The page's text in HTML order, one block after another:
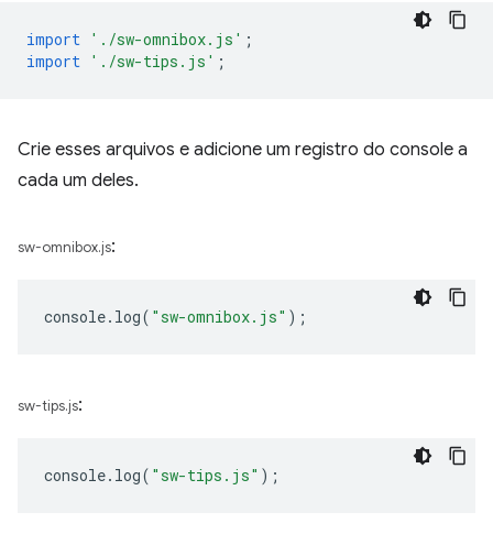
import './sw-omnibox.js' ;
import
'./sw-tips.js' ;
Crie esses arquivos e adicione um registro do console a
cada um deles.
sw-omnibox.js:
console. log( "sw-omnibox.js" );
sw-tips.js:
console. log( "sw-tips.js" );